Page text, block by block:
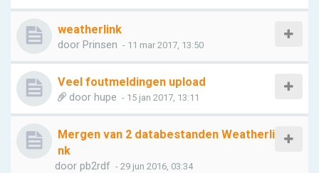
weatherlink
door Prinsen - 11 mar 2017, 13:50
Veel foutmeldingen upload
door hupe - 15 jan 2017, 13:11
Mergen van 2 databestanden Weatherli
nk
door pb2rdf - 29 jun 2016, 03:34